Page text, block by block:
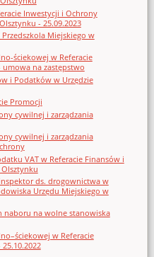
Inwestycji i Ochrony
- 25.09.2023
Miejskiego w
ściekowej w Referacie
na zastępstwo
i Podatków w Urzędzie
Promocji
cywilnej i zarządzania
cywilnej i zarządzania
VAT w Referacie Finansów i
ds. drogownictwa w
Urzędu Miejskiego w
naboru na wolne stanowiska
w Referacie